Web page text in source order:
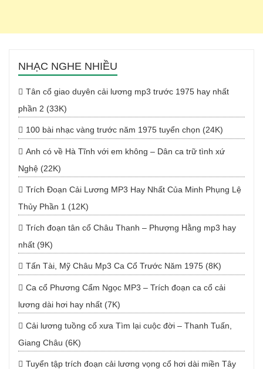
NHẠC NGHE NHIỀU
Tân cổ giao duyên cải lương mp3 trước 1975 hay nhất
phần 2 (33K)
100 bài nhạc vàng trước năm 1975 tuyển chọn (24K)
Anh có về Hà Tĩnh với em không – Dân ca trữ tình xứ
Nghệ (22K)
Trích Đoạn Cải Lương MP3 Hay Nhất Của Minh Phụng Lệ
Thủy Phần 1 (12K)
Trích đoạn tân cổ Châu Thanh – Phượng Hằng mp3 hay
nhất (9K)
Tấn Tài, Mỹ Châu Mp3 Ca Cổ Trước Năm 1975 (8K)
Ca cổ Phương Cẩm Ngọc MP3 – Trích đoạn ca cổ cải
lương dài hơi hay nhất (7K)
Cải lương tuồng cổ xưa Tìm lại cuộc đời – Thanh Tuấn,
Giang Châu (6K)
Tuyển tập trích đoạn cải lương vọng cổ hơi dài miền Tây